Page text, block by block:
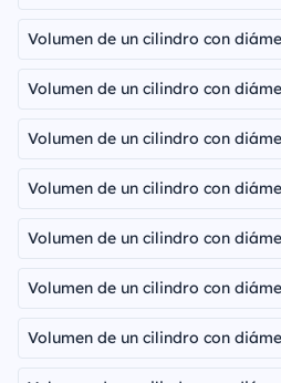
Volumen de un cilindro con
Volumen de un cilindro con
Volumen de un cilindro con
Volumen de un cilindro con
Volumen de un cilindro con
Volumen de un cilindro con
Volumen de un cilindro con